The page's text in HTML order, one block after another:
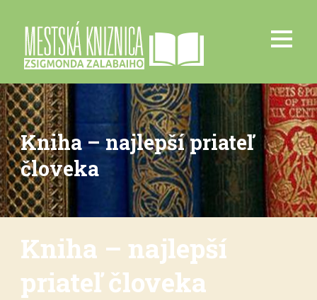
Kniha – najlepší priateľ
človeka
Kniha – najlepší
priateľ človeka